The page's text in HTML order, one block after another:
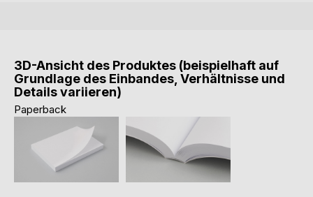
3D-Ansicht des Produktes (beispielhaft auf
Grundlage des Einbandes, Verhältnisse und
Details variieren)
Paperback